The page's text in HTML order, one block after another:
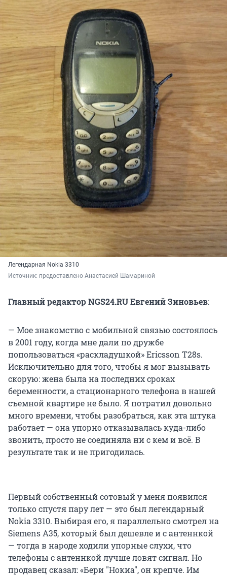
Легендарная Nokia 3310
Источник: предоставлено Анастасией Шамариной
Главный редактор NGS24.RU Евгений Зиновьев:
— Мое знакомство с мобильной связью состоялось
в 2001 году, когда мне дали по дружбе
попользоваться «раскладушкой» Ericsson T28s.
Исключительно для того, чтобы я мог вызывать
скорую: жена была на последних сроках
беременности, а стационарного телефона в нашей
съемной квартире не было. Я потратил довольно
много времени, чтобы разобраться, как эта штука
работает — она упорно отказывалась куда-либо
звонить, просто не соединяла ни с кем и всё. В
результате так и не пригодилась.
Первый собственный сотовый у меня появился
только спустя пару лет — это был легендарный
Nokia 3310. Выбирая его, я параллельно смотрел на
Siemens A35, который был дешевле и с антеннкой
— тогда в народе ходили упорные слухи, что
телефоны с антеннкой лучше ловят сигнал. Но
продавец сказал: «Бери "Нокиа", он крепче. Им